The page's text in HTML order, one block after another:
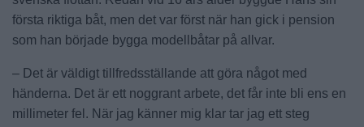
första riktiga båt, men det var först när han gick i pension
som han började bygga modellbåtar på allvar.
– Det är väldigt tillfredsställande att göra något med
händerna. Det är ett noggrant arbete, det får inte bli ens en
millimeter fel. När jag känner mig klar tar jag ett steg